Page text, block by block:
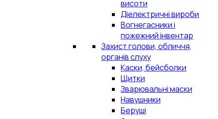
висоти
Діелектричні вироби
Вогнегасники і
пожежний інвентар
Захист голови, обличчя,
органів слуху
Каски, бейсболки
Щитки
Зварювальні маски
Навушники
Беруші